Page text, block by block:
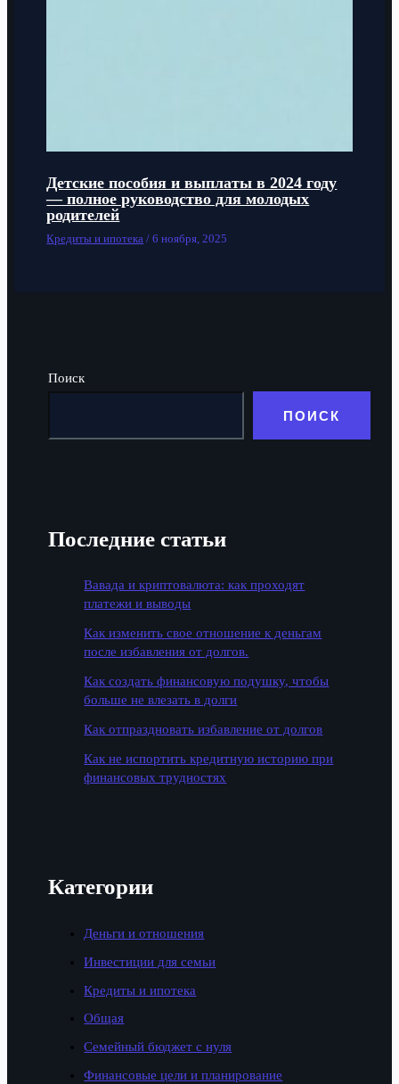
Детские пособия и выплаты в 2024 году
— полное руководство для молодых
родителей
Кредиты и ипотека /6 ноября, 2025
Поиск
ПОИСК
Последние статьи
Вавада и криптовалюта: как проходят
платежи и выводы
Как изменить свое отношение к деньгам
после избавления от долгов.
Как создать финансовую подушку, чтобы
больше не влезать в долги
Как отпраздновать избавление от долгов
Как не испортить кредитную историю при
финансовых трудностях
Категории
Деньги и отношения
Инвестиции для семьи
Кредиты и ипотека
Общая
Семейный бюджет с нуля
Финансовые цели и планирование